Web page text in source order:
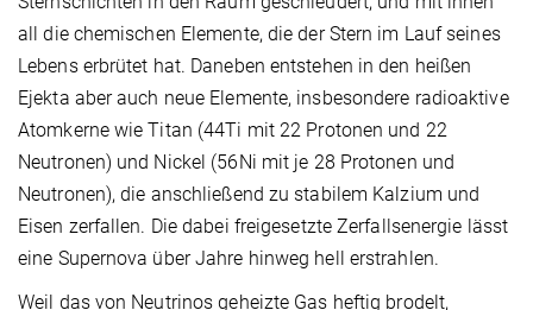
all die chemischen Elemente, die der Stern im Lauf seines
Lebens erbrütet hat. Daneben entstehen in den heißen
Ejekta aber auch neue Elemente, insbesondere radioaktive
Atomkerne wie Titan (44Ti mit 22 Protonen und 22
Neutronen) und Nickel (56Ni mit je 28 Protonen und
Neutronen), die anschließend zu stabilem Kalzium und
Eisen zerfallen. Die dabei freigesetzte Zerfallsenergie lässt
eine Supernova über Jahre hinweg hell erstrahlen.
Weil das von Neutrinos geheizte Gas heftig brodelt,